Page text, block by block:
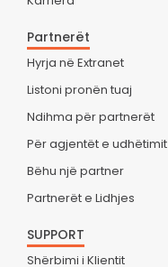
Partnerët
Hyrja në Extranet
Listoni pronën tuaj
Ndihma për partnerët
Për agjentët e udhëtimit
Bëhu një partner
Partnerët e Lidhjes
SUPPORT
Shërbimi i Klientit